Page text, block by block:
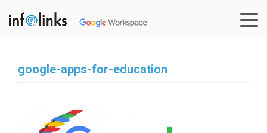
google-apps-for-education